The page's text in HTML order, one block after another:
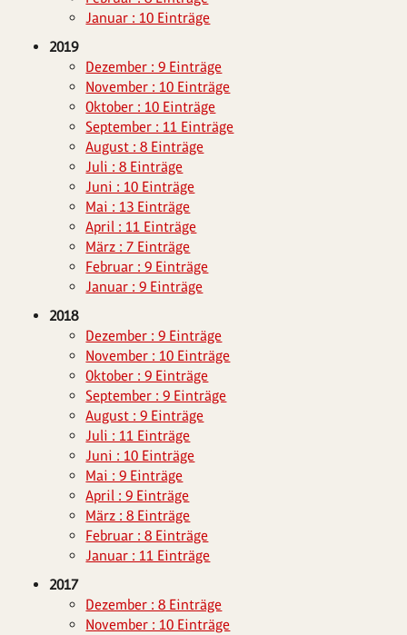
Januar : 10 Einträge
2019
Dezember : 9 Einträge
November : 10 Einträge
Oktober : 10 Einträge
September : 11 Einträge
August : 8 Einträge
Juli : 8 Einträge
Juni : 10 Einträge
Mai : 13 Einträge
April : 11 Einträge
März : 7 Einträge
Februar : 9 Einträge
Januar : 9 Einträge
2018
Dezember : 9 Einträge
November : 10 Einträge
Oktober : 9 Einträge
September : 9 Einträge
August : 9 Einträge
Juli : 11 Einträge
Juni : 10 Einträge
Mai : 9 Einträge
April : 9 Einträge
März : 8 Einträge
Februar : 8 Einträge
Januar : 11 Einträge
2017
Dezember : 8 Einträge
November : 10 Einträge